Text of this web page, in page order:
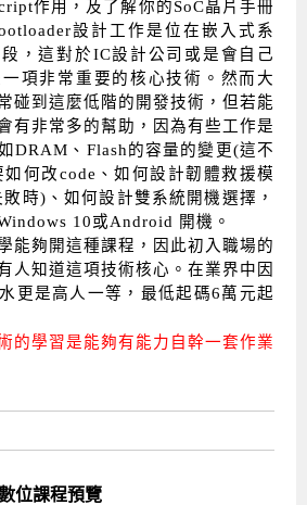
作用，及了解你的SoC晶片手冊
設計工作是位在嵌入式系
，這對於IC設計公司或是會自己
項非常重要的核心技術。然而大
碰到這麼低階的開發技術，但若能
有非常多的幫助，因為有些工作是
DRAM、Flash的容量的變更(這不
何改code、如何設計韌體救援模
時)、如何設計雙系統開機選擇，
10或Android 開機。
能夠開這種課程，因此初入職場的
人知道這項技術核心。在業界中因
更是高人一等，最低起碼6萬元起
的學習是能夠有能力自幹一套作業
位課程預覽